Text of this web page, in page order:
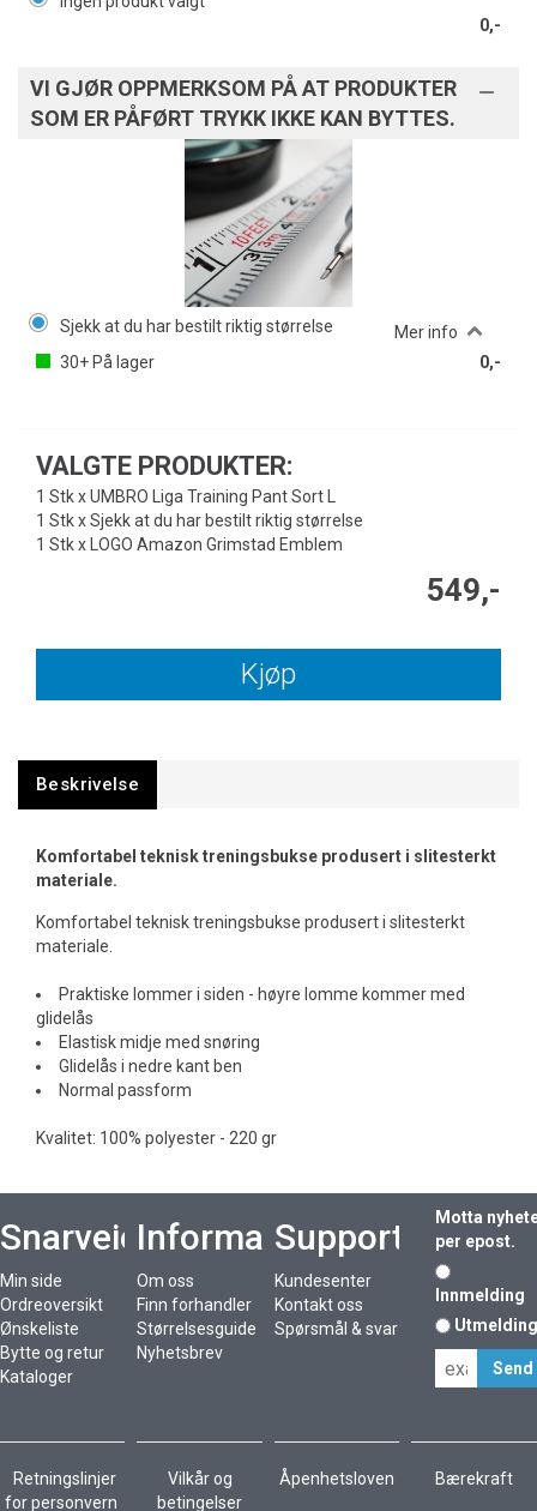
0,-
VI GJØR OPPMERKSOM PÅ AT PRODUKTER
SOM ER PÅFØRT TRYKK IKKE KAN BYTTES.
Sjekk at du har bestilt riktig størrelse
Mer info
30+ På lager 0,-
VALGTE PRODUKTER:
1 Stk x UMBRO Liga Training Pant Sort L
1 Stk x Sjekk at du har bestilt riktig størrelse
1 Stk x LOGO Amazon Grimstad Emblem
549,-
Kjøp
Beskrivelse
Komfortabel teknisk treningsbukse produsert i slitesterkt
materiale.
Komfortabel teknisk treningsbukse produsert i slitesterkt
materiale.
Praktiske lommer i siden - høyre lomme kommer med
glidelås
Elastisk midje med snøring
Glidelås i nedre kant ben
Normal passform
Kvalitet: 100% polyester - 220 gr
Snarveier
Min side
Ordreoversikt
Ønskeliste
Bytte og retur
Kataloger
Informasjon
Om oss
Finn forhandler
Størrelsesguide
Nyhetsbrev
Support
Kundesenter
Kontakt oss
Spørsmål & svar
Motta
per epost.
Innmelding
Retningslinjer
for personvern
Vilkår og
betingelser
Åpenhetsloven Bærekraft